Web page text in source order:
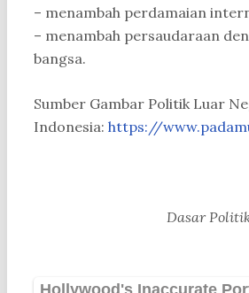
– menambah perdamaian
– menambah persaudaraan
bangsa.
Sumber Gambar Politik Luar
Indonesia: https://
Dasar